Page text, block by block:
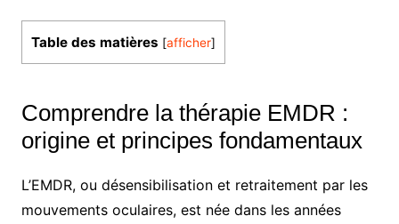
Table des matières [afficher]
Comprendre la thérapie EMDR :
origine et principes fondamentaux
L’EMDR, ou désensibilisation et retraitement par les
mouvements oculaires, est née dans les années